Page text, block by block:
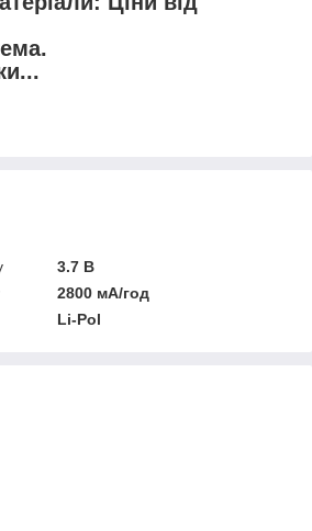
3.7 В
2800 мА/год
Li-Pol